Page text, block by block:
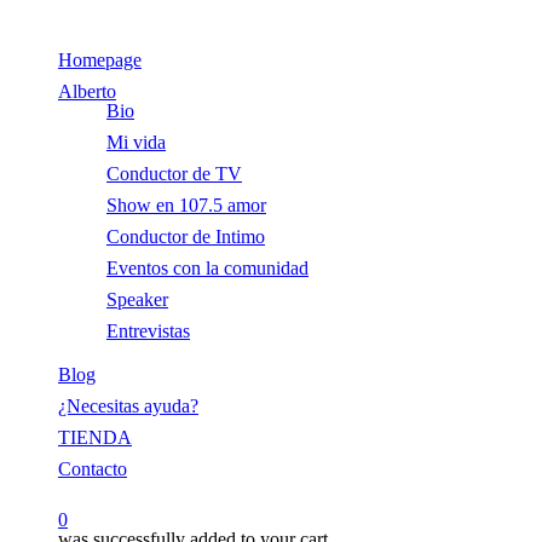
content
Homepage
Alberto
Bio
Mi vida
Conductor de TV
Show en 107.5 amor
Conductor de Intimo
Eventos con la comunidad
Speaker
Entrevistas
Blog
¿Necesitas ayuda?
TIENDA
Contacto
0